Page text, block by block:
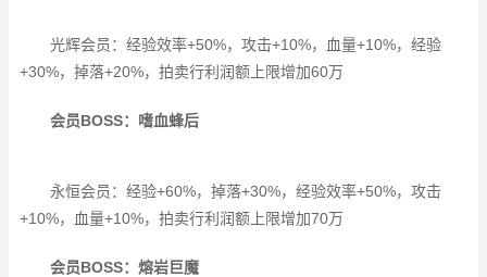
光辉会员：经验效率+50%，攻击+10%，血量+10%，经验
+30%，掉落+20%，拍卖行利润额上限增加60万
会员BOSS：嗜血蜂后
永恒会员：经验+60%，掉落+30%，经验效率+50%，攻击
+10%，血量+10%，拍卖行利润额上限增加70万
会员BOSS：熔岩巨魔